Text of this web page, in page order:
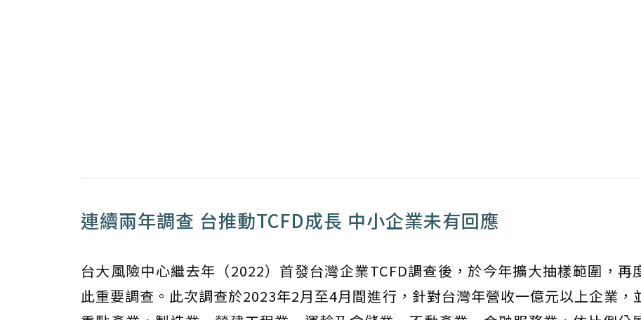
連續兩年調查 台推動TCFD成長 中小企業未有回應
台大風險中心繼去年（2022）首發台灣企業TCFD調查後，於今年擴大抽樣範圍，再
此重要調查。此次調查於2023年2月至4月間進行，針對台灣年營收一億元以上企業，